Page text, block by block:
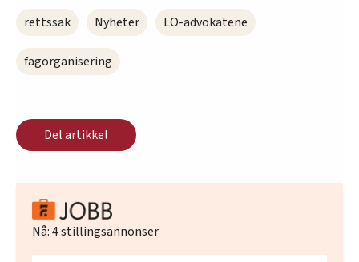
oversikten lengre ned på denne siden.
rettssak Nyheter LO-advokatene
fagorganisering
Del artikkel
Nå:4stillingsannonser